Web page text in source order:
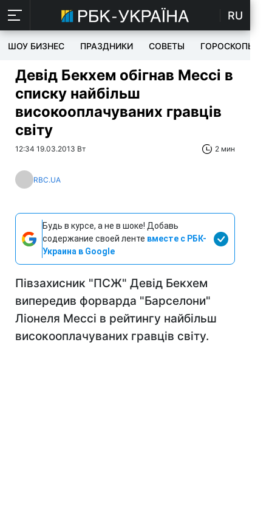
RU
ШОУ БИЗНЕС ПРАЗДНИКИ СОВЕТЫ ГОРОСКОПЫ
Девід Бекхем обігнав Мессі в
списку найбільш
високооплачуваних гравців
світу
12:34 19.03.2013 Вт 2 мин
RBC.UA
Будь в курсе, а не в шоке! Добавь
содержание своей ленте вместе с РБК-
Украина в Google
Півзахисник "ПСЖ" Девід Бекхем
випередив форварда "Барселони"
Ліонеля Мессі в рейтингу найбільш
високооплачуваних гравців світу.